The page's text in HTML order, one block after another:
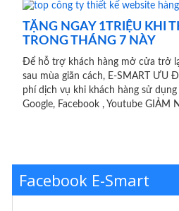
TẶNG NGAY 1TRIỆU KHI
TRONG THÁNG 7 NÀY
Để hỗ trợ khách hàng mở cửa trở
sau mùa giãn cách, E-SMART ƯU
phí dịch vụ khi khách hàng sử
Google, Facebook , Youtube GIẢM
Facebook E-Smart